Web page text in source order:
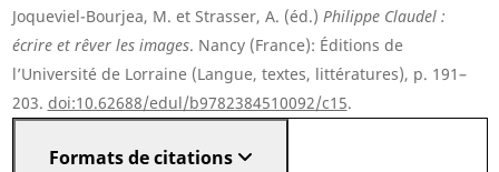
Joqueviel-Bourjea, M. et Strasser, A. (éd.) Philippe Claudel :
écrire et rêver les images. Nancy (France): Éditions de
l’Université de Lorraine (Langue, textes, littératures), p. 191–
203. doi:10.62688/edul/b9782384510092/c15.
Formats de citations